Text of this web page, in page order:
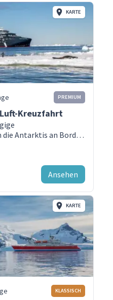
KARTE
PREMIUM
Kreuzfahrt
Antarktis an Bord
Ansehen
KARTE
KLASSISCH